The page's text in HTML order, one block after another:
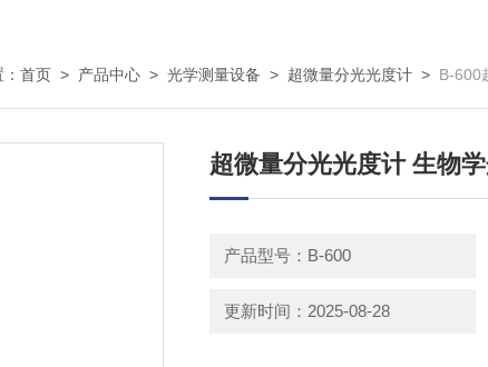
：首页 > 产品中心 >光学测量设备 > 超微量分光光度计 > B-600
超微量分光光度计 生物
产品型号：B-600
更新时间：2025-08-28